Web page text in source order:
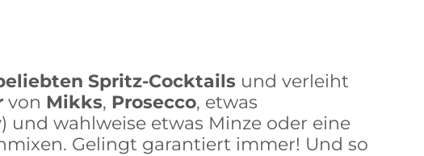
Spritz-Cocktails und verleiht
von Mikks, Prosecco, etwas
und wahlweise etwas Minze oder eine
Gelingt garantiert immer! Und so